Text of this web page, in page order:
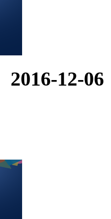
2016-12-06